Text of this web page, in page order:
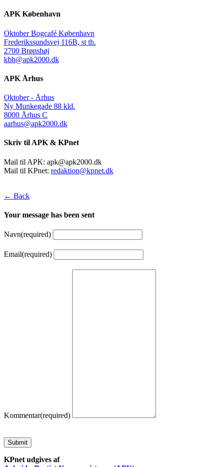
APK København
Oktober Bogcafé København
Frederikssundsvej 116B, st th.
2700 Brønshøj
kbh@apk2000.dk
APK Århus
Oktober - Århus
Ny Munkegade 88 kld.
8000 Århus C
aarhus@apk2000.dk
Skriv til APK & KPnet
Mail til APK: apk@apk2000.dk
Mail til KPnet: redaktion@kpnet.dk
← Back
Your message has been sent
Navn(required)
Email(required)
Kommentar(required)
Submit
KPnet udgives af